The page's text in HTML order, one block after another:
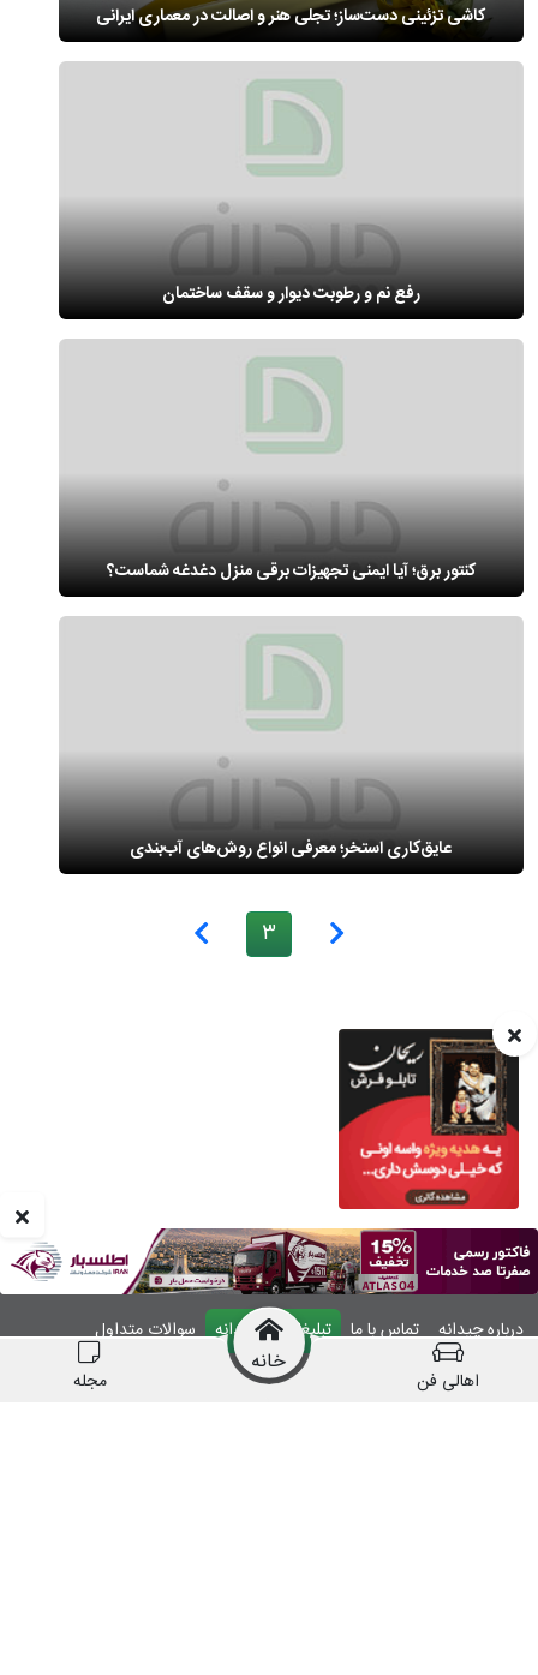
مجله
خانه
اهالی فن
کاشی تزئینی دست‌ساز؛ تجلی هنر و اصالت در معماری ایرانی
رفع نم و رطوبت دیوار و سقف ساختمان
کنتور برق؛ آیا ایمنی تجهیزات برقی منزل دغدغه شماست؟
عایق‌کاری استخر؛ معرفی انواع روش‌های آب‌بندی
3
درباره چیدانه تماس با ما تبلیغات در چیدانه
سوالات متداول
ورود